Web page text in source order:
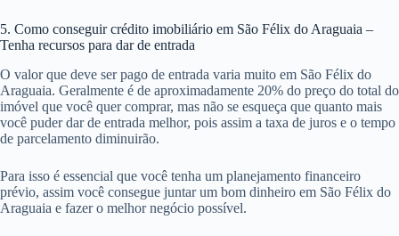
5. Como conseguir crédito imobiliário em São Félix do Araguaia –
Tenha recursos para dar de entrada
O valor que deve ser pago de entrada varia muito em São Félix do
Araguaia. Geralmente é de aproximadamente 20% do preço do total do
imóvel que você quer comprar, mas não se esqueça que quanto mais
você puder dar de entrada melhor, pois assim a taxa de juros e o tempo
de parcelamento diminuirão.
Para isso é essencial que você tenha um planejamento financeiro
prévio, assim você consegue juntar um bom dinheiro em São Félix do
Araguaia e fazer o melhor negócio possível.